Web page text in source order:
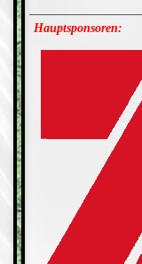
Hauptsponsoren: